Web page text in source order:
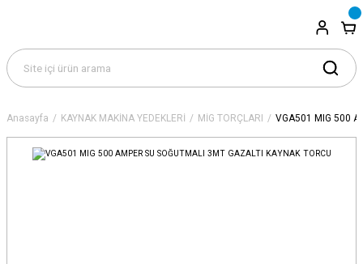
Anasayfa KAYNAK MAKİNA YEDEKLERİ MİG TORÇLARI VGA501 MIG 500